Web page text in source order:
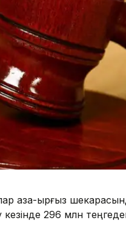
қазақ-қырғыз
296 млн